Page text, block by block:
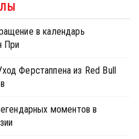
в календарь
При
Ферстаппена из Red Bull
моментов в